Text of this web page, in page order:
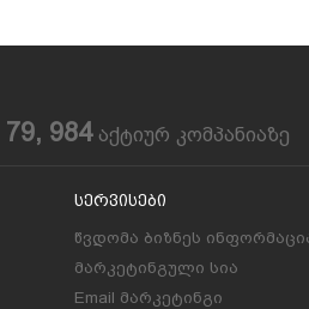
79, 984აქტიურ კომპანიაზე
Სერვისები
წვდომა ბიზნეს
მარკეტინგული სია
Email მარკეტინგი